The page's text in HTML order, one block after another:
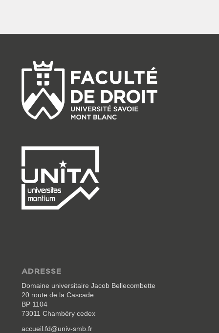
ADRESSE
Domaine universitaire Jacob Bellecombette
20 route de la Cascade
BP 1104
73011 Chambéry cedex
accueil.fd@univ-smb.fr